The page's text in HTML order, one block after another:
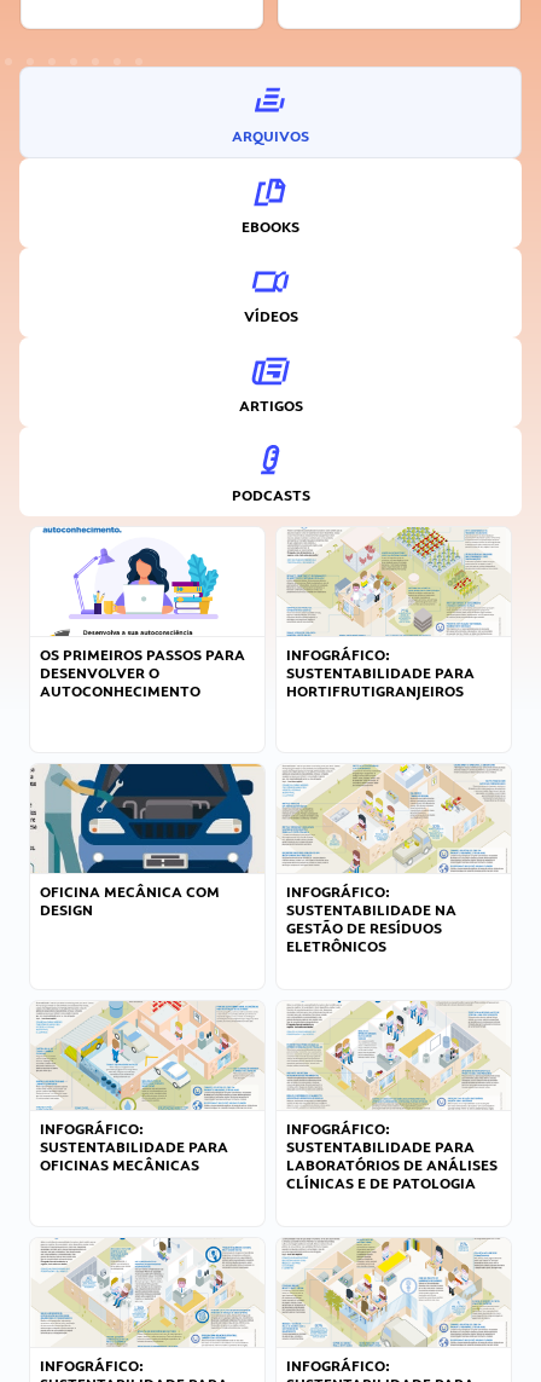
ARQUIVOS
EBOOKS
VÍDEOS
ARTIGOS
PODCASTS
OS PRIMEIROS PASSOS PARA
DESENVOLVER O
AUTOCONHECIMENTO
INFOGRÁFICO:
SUSTENTABILIDADE PARA
HORTIFRUTIGRANJEIROS
OFICINA MECÂNICA COM
DESIGN
INFOGRÁFICO:
SUSTENTABILIDADE NA
GESTÃO DE RESÍDUOS
ELETRÔNICOS
INFOGRÁFICO:
SUSTENTABILIDADE PARA
OFICINAS MECÂNICAS
INFOGRÁFICO:
SUSTENTABILIDADE PARA
LABORATÓRIOS DE ANÁLISES
CLÍNICAS E DE PATOLOGIA
INFOGRÁFICO:
INFOGRÁFICO: